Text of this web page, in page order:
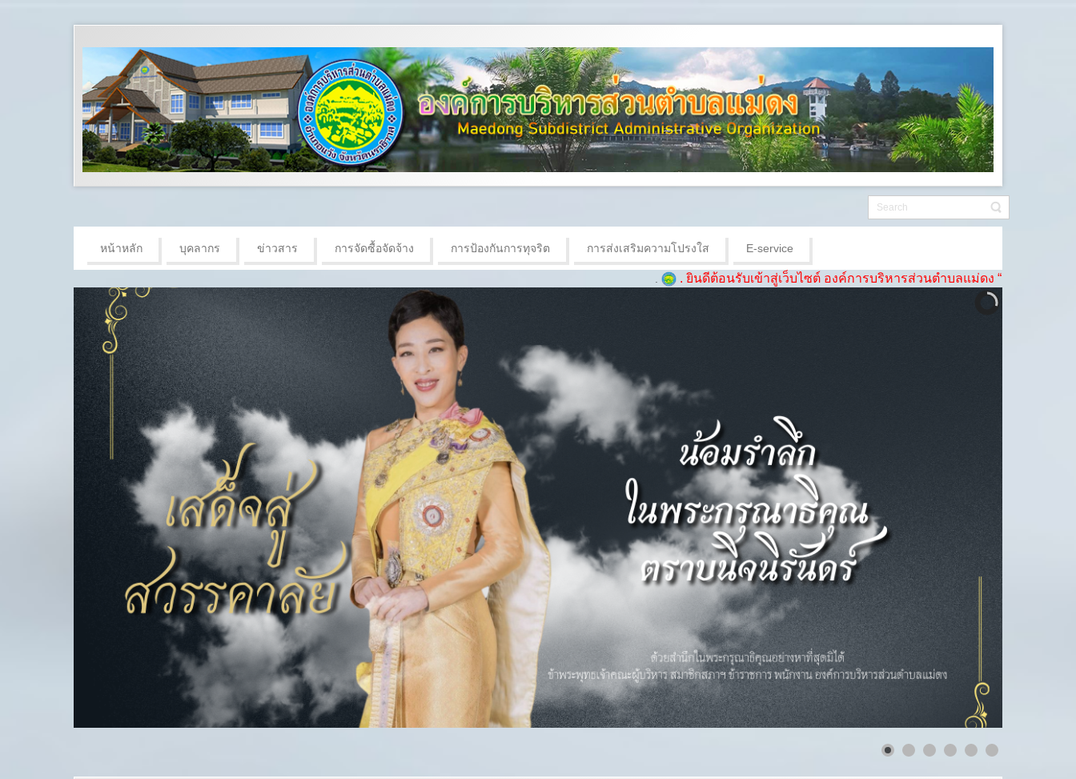
หน้าหลัก บุคลากร ข่าวสาร การจัดซื้อจัดจ้าง การป้องกันการทุจริต การส่งเสริมความโปรงใส E-service
. ยินดีต้อนรับเข้าสู่เว็บไซต์ องค์การบริหารส่วนตำบลแม่ดง “ชุมชนดี ชีวีเป็นสุข เศรษ